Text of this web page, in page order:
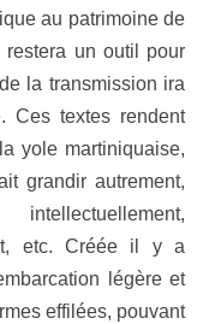
au patrimoine de
restera un outil pour
la transmission ira
Ces textes rendent
yole martiniquaise,
grandir autrement,
etc. Créée il y a
légère et
effilées, pouvant